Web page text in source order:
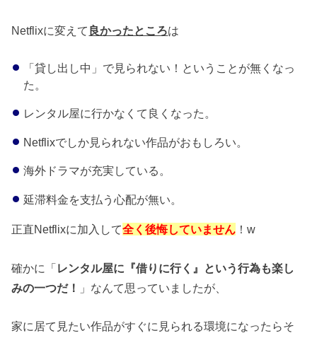
Netflixに変えて 良かったところは
「貸し出し中」で見られない！ということが無くなっ
た。
レンタル屋に行かなくて良くなった。
Netflixでしか見られない作品がおもしろい。
海外ドラマが充実している。
延滞料金を支払う心配が無い。
正直Netflixに加入して全く後悔していません ！w
確かに「レンタル屋に『借りに行く』という行為も楽し
みの一つだ！
」なんて思っていましたが、
家に居て見たい作品がすぐに見られる環境になったらそ